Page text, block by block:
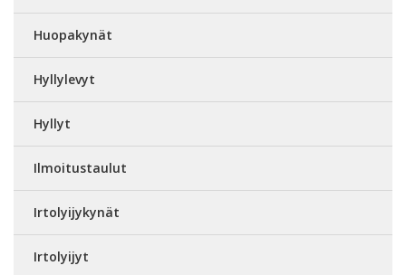
Huopakynät
Hyllylevyt
Hyllyt
Ilmoitustaulut
Irtolyijykynät
Irtolyijyt